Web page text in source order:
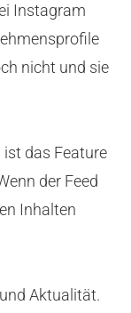
Instagram
nicht und sie
das Feature
der Feed
Inhalten
Aktualität.